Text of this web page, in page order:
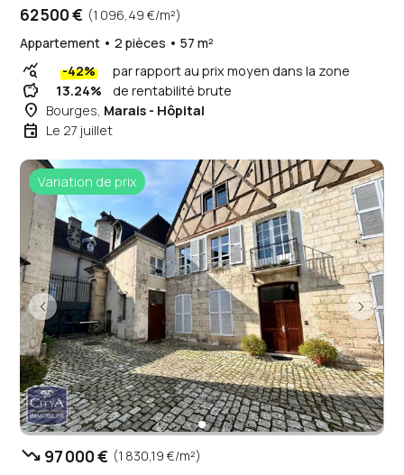
62 500 € (1 096,49 €/m²)
Appartement • 2 pièces • 57 m²
query_stats -42% par rapport au prix moyen dans la zone
savings 13.24% de rentabilité brute
place Bourges, Marais - Hôpital
event Le 27 juillet
Variation de prix
trending_down 97 000 € (1 830,19 €/m²)